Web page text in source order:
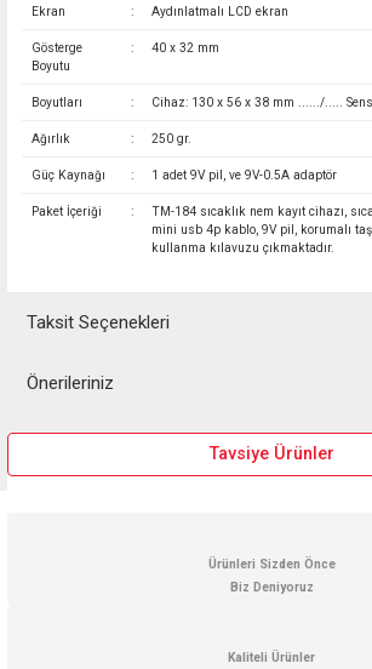
Ekran : Aydınlatmalı LCD ekran
Gösterge
Boyutu
: 40 x 32 mm
Boyutları : Cihaz: 130 x 56 x 38 mm ....../.....
Ağırlık : 250 gr.
Güç Kaynağı : 1 adet 9V pil, ve 9V-0.5A adaptör
Paket İçeriği :
TM-184 sıcaklık nem kayıt cihazı,
mini usb 4p kablo, 9V pil, korumalı
kullanma kılavuzu çıkmaktadır.
Taksit Seçenekleri
Önerileriniz
Bu ürünün fiyat bilgisi, resim, ürün
yetersiz gördüğünüz noktaları öneri formunu
iletebilirsiniz.
Ürün resmi kalitesiz, bozuk veya
Ürün açıklamasında eksik bilgiler bulunuyor.
Ürün fiyatı diğer sitelerden daha pahalı.
Tavsiye Ürünler
Ürünleri Sizden Önce
Biz Deniyoruz
Kaliteli Ürünler